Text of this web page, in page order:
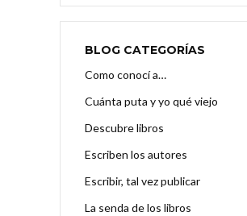
BLOG CATEGORÍAS
Como conocí a…
Cuánta puta y yo qué viejo
Descubre libros
Escriben los autores
Escribir, tal vez publicar
La senda de los libros